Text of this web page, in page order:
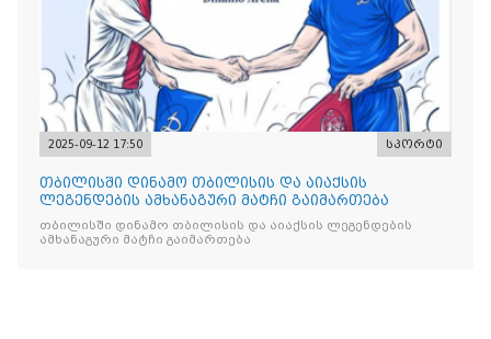
2025-09-12 17:50 სპორტი
თბილისში დინამო თბილისის და აიაქსის
ლეგენდების ამხანაგური მატჩი გაიმართება
თბილისში დინამო თბილისის და აიაქსის ლეგენდების
ამხანაგური მატჩი გაიმართება